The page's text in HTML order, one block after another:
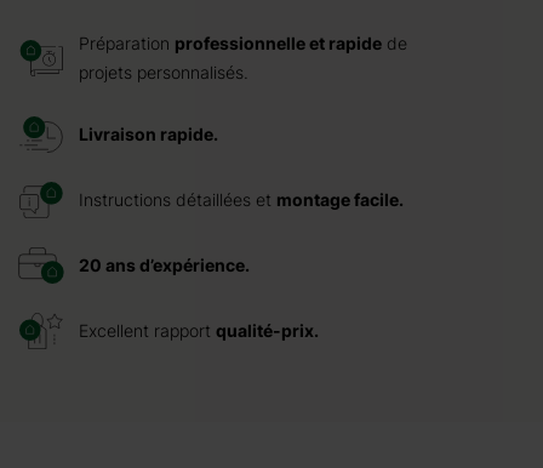
Préparation professionnelle et rapide de
projets personnalisés.
Livraison rapide.
Instructions détaillées et montage facile.
20 ans d’expérience.
Excellent rapport qualité-prix.